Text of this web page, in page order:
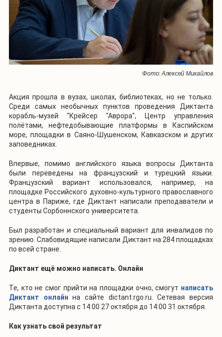
Фото: Алексей Михайлов
Акция прошла в вузах, школах, библиотеках, но не только.
Среди самых необычных пунктов проведения Диктанта
корабль-музей "Крейсер "Аврора", Центр управления
полётами, нефтедобывающие платформы в Каспийском
море, площадки в Саяно-Шушенском, Кавказском и других
заповедниках.
Впервые, помимо английского языка вопросы Диктанта
были переведены на французский и турецкий языки.
Французский вариант использовался, например, на
площадке Российского духовно-культурного православного
центра в Париже, где Диктант написали преподаватели и
студенты Сорбоннского университета.
Был разработан и специальный вариант для инвалидов по
зрению. Слабовидящие написали Диктант на 284 площадках
по всей стране.
Диктант ещё можно написать. Онлайн
Те, кто не смог прийти на площадки очно, смогут написать
Диктант онлайн на сайте dictant.rgo.ru. Сетевая версия
Диктанта доступна с 14:00 27 октября до 14:00 31 октября.
Как узнать свой результат